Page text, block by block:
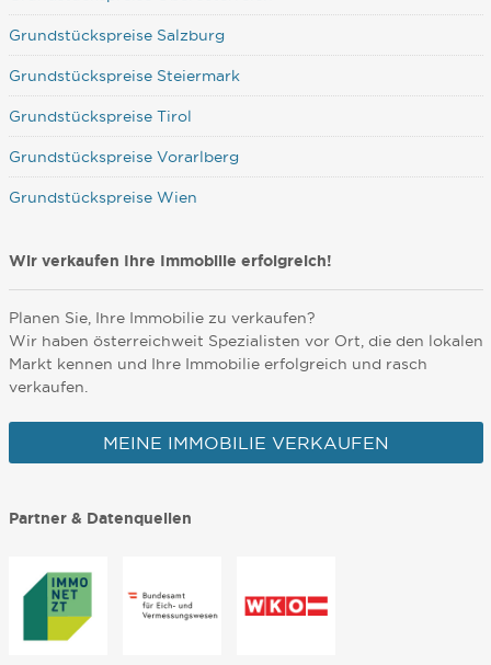
Grundstückspreise Salzburg
Grundstückspreise Steiermark
Grundstückspreise Tirol
Grundstückspreise Vorarlberg
Grundstückspreise Wien
Wir verkaufen Ihre Immobilie erfolgreich!
Planen Sie, Ihre Immobilie zu verkaufen?
Wir haben österreichweit Spezialisten vor Ort, die den lokalen
Markt kennen und Ihre Immobilie erfolgreich und rasch
verkaufen.
MEINE IMMOBILIE VERKAUFEN
Partner & Datenquellen